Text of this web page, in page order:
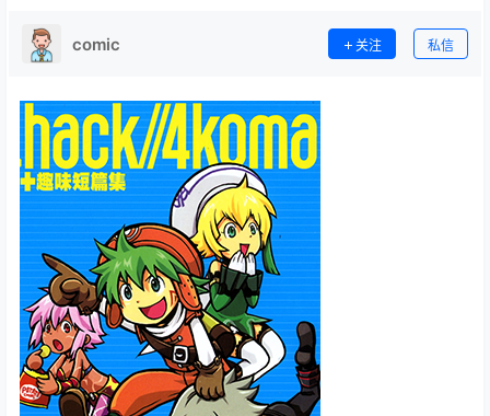
comic 关注 私信